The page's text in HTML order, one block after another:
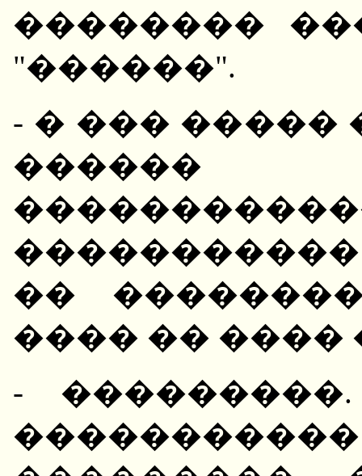
��������
"������".
- � ��� �����
������
��
���� �� ����
-